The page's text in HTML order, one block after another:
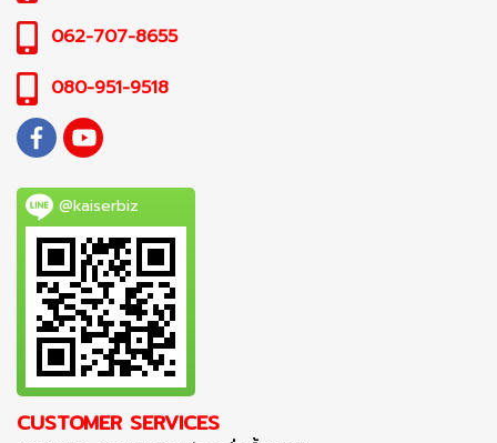
062-707-8655
080-951-9518
@kaiserbiz
CUSTOMER SERVICES